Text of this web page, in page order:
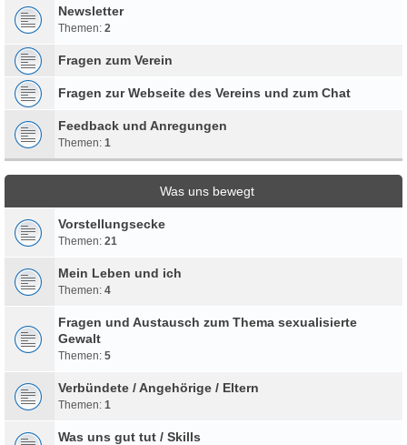
Newsletter
Themen: 2
Fragen zum Verein
Fragen zur Webseite des Vereins und zum Chat
Feedback und Anregungen
Themen: 1
Was uns bewegt
Vorstellungsecke
Themen: 21
Mein Leben und ich
Themen: 4
Fragen und Austausch zum Thema sexualisierte
Gewalt
Themen: 5
Verbündete / Angehörige / Eltern
Themen: 1
Was uns gut tut / Skills